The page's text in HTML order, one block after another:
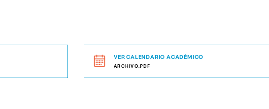
VER CALENDARIO ACADÉMICO
ARCHIVO.PDF